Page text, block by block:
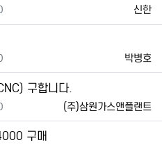
등록자
신한
천
등록자
박병호
천
구합니다.
등록자
(주)삼원가스앤플랜트
천
구매